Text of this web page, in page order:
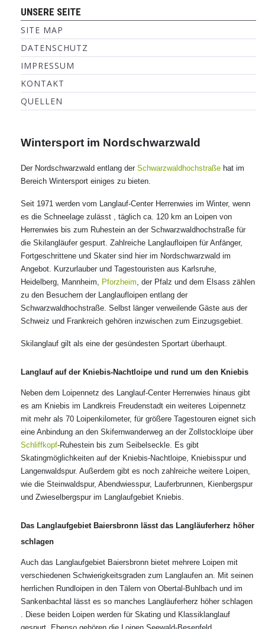
UNSERE SEITE
SITE MAP
DATENSCHUTZ
IMPRESSUM
KONTAKT
QUELLEN
Wintersport im Nordschwarzwald
Der Nordschwarzwald entlang der Schwarzwaldhochstraße hat im
Bereich Wintersport einiges zu bieten.
Seit 1971 werden vom Langlauf-Center Herrenwies im Winter, wenn
es die Schneelage zulässt , täglich ca. 120 km an Loipen von
Herrenwies bis zum Ruhestein an der Schwarzwaldhochstraße für
die Skilangläufer gespurt. Zahlreiche Langlaufloipen für Anfänger,
Fortgeschrittene und Skater sind hier im Nordschwarzwald im
Angebot. Kurzurlauber und Tagestouristen aus Karlsruhe,
Heidelberg, Mannheim, Pforzheim, der Pfalz und dem Elsass zählen
zu den Besuchern der Langlaufloipen entlang der
Schwarzwaldhochstraße. Selbst länger verweilende Gäste aus der
Schweiz und Frankreich gehören inzwischen zum Einzugsgebiet.
Skilanglauf gilt als eine der gesündesten Sportart überhaupt.
Langlauf auf der Kniebis-Nachtloipe und rund um den Kniebis
Neben dem Loipennetz des Langlauf-Center Herrenwies hinaus gibt
es am Kniebis im Landkreis Freudenstadt ein weiteres Loipennetz
mit mehr als 70 Loipenkilometer, für größere Tagestouren eignet sich
eine Anbindung an den Skifernwanderweg an der Zollstockloipe über
Schliffkopf-Ruhestein bis zum Seibelseckle. Es gibt
Skatingmöglichkeiten auf der Kniebis-Nachtloipe, Kniebisspur und
Langenwaldspur. Außerdem gibt es noch zahlreiche weitere Loipen,
wie die Steinwaldspur, Abendwiesspur, Lauferbrunnen, Kienbergspur
und Zwieselbergspur im Langlaufgebiet Kniebis.
Das Langlaufgebiet Baiersbronn lässt das Langläuferherz höher
schlagen
Auch das Langlaufgebiet Baiersbronn bietet mehrere Loipen mit
verschiedenen Schwierigkeitsgraden zum Langlaufen an. Mit seinen
herrlichen Rundloipen in den Tälern von Obertal-Buhlbach und im
Sankenbachtal lässt es so manches Langläuferherz höher schlagen
. Diese beiden Loipen werden für Skating und Klassiklanglauf